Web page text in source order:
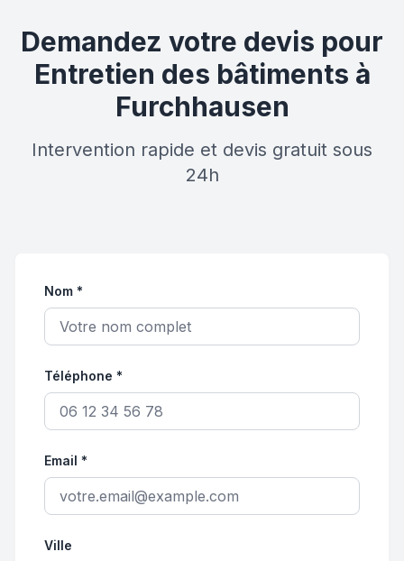
Demandez votre devis pour
Entretien des bâtiments à
Furchhausen
Intervention rapide et devis gratuit sous
24h
Nom *
Téléphone *
Email *
Ville